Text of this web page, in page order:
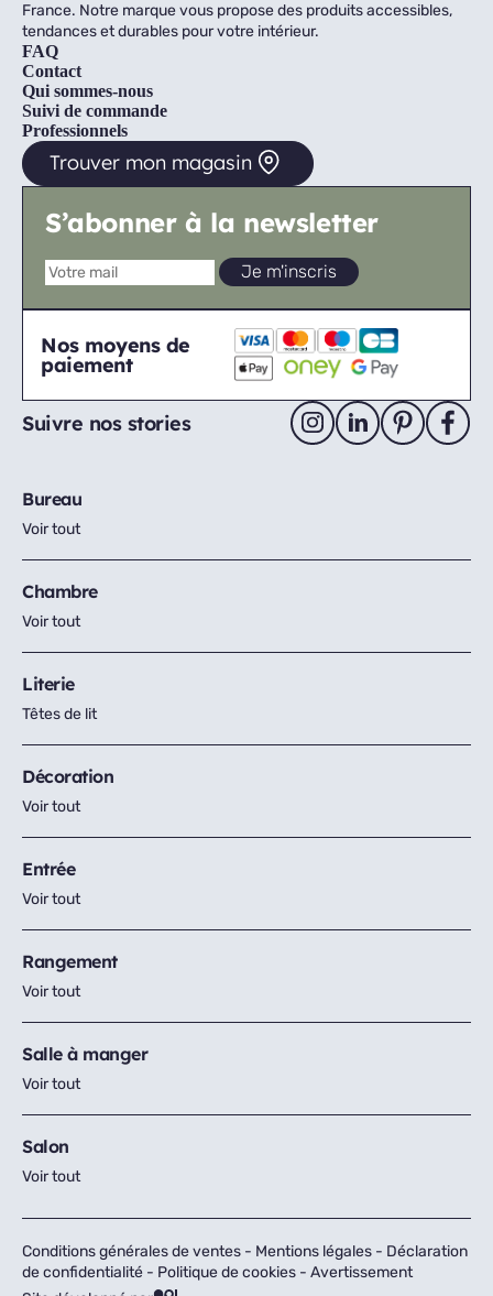
France. Notre marque vous propose des produits accessibles,
tendances et durables pour votre intérieur.
FAQ
Contact
Qui sommes-nous
Suivi de commande
Professionnels
Trouver mon magasin
S’abonner à la newsletter
Nos moyens de
paiement
Suivre nos stories
Bureau
Voir tout
Chambre
Voir tout
Literie
Têtes de lit
Décoration
Voir tout
Entrée
Voir tout
Rangement
Voir tout
Salle à manger
Voir tout
Salon
Voir tout
Conditions générales de ventes - Mentions légales - Déclaration
de confidentialité - Politique de cookies - Avertissement